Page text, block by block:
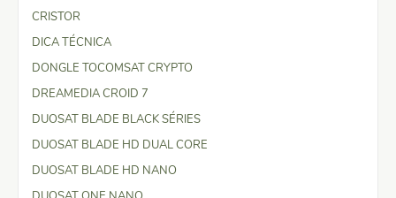
CRISTOR
DICA TÉCNICA
DONGLE TOCOMSAT CRYPTO
DREAMEDIA CROID 7
DUOSAT BLADE BLACK SÉRIES
DUOSAT BLADE HD DUAL CORE
DUOSAT BLADE HD NANO